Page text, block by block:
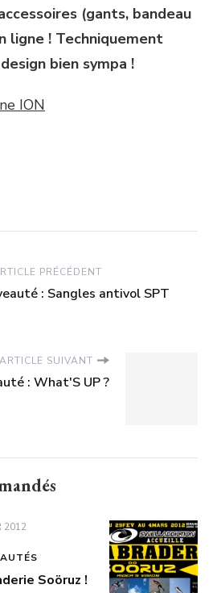
(gants, bandeau
ligne ! Techniquement
bien sympa !
ION
PRÉCÉDENT
: Sangles antivol SPT
ARTICLE SUIVANT
: What'S UP ?
2012
Soöruz !